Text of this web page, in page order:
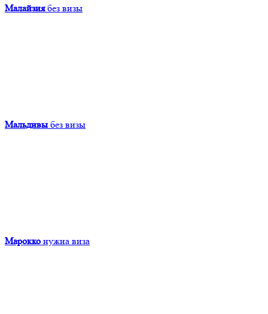
Малайзия без визы
Мальдивы без визы
Марокко нужна виза